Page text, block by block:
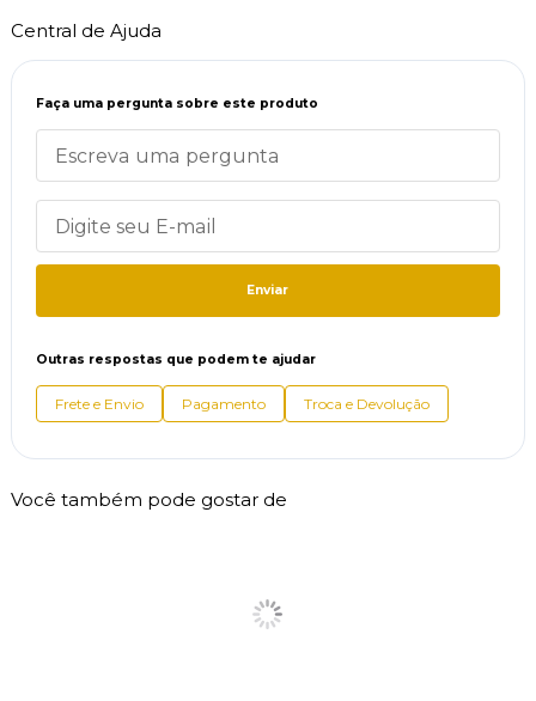
Central de Ajuda
Faça uma pergunta sobre este produto
Enviar
Outras respostas que podem te ajudar
Frete e Envio Pagamento Troca e Devolução
Você também pode gostar de